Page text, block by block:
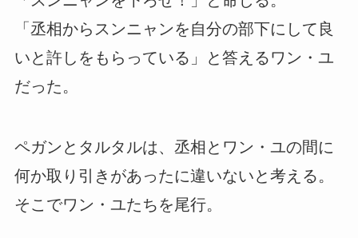
「丞相からスンニャンを自分の部下にして良
いと許しをもらっている」と答えるワン・ユ
だった。
ペガンとタルタルは、丞相とワン・ユの間に
何か取り引きがあったに違いないと考える。
そこでワン・ユたちを尾行。